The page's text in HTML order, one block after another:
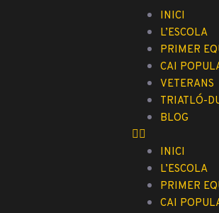
INICI
L’ESCOLA
PRIMER
CAI
VETERANS
TRIATLÓ-
BLOG
INICI
L’ESCOLA
PRIMER
CAI